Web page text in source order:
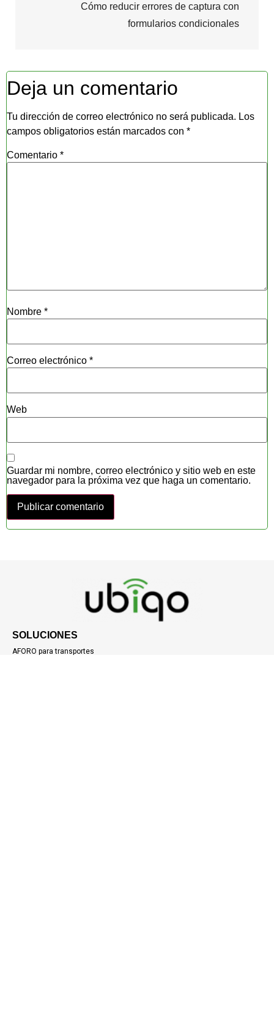
Cómo reducir errores de captura con
formularios condicionales
Deja un comentario
Tu dirección de correo electrónico no será publicada. Los
campos obligatorios están marcados con *
Comentario *
Nombre *
Correo electrónico *
Web
Guardar mi nombre, correo electrónico y sitio web en este
navegador para la próxima vez que haga un comentario.
SOLUCIONES
AFORO para transportes